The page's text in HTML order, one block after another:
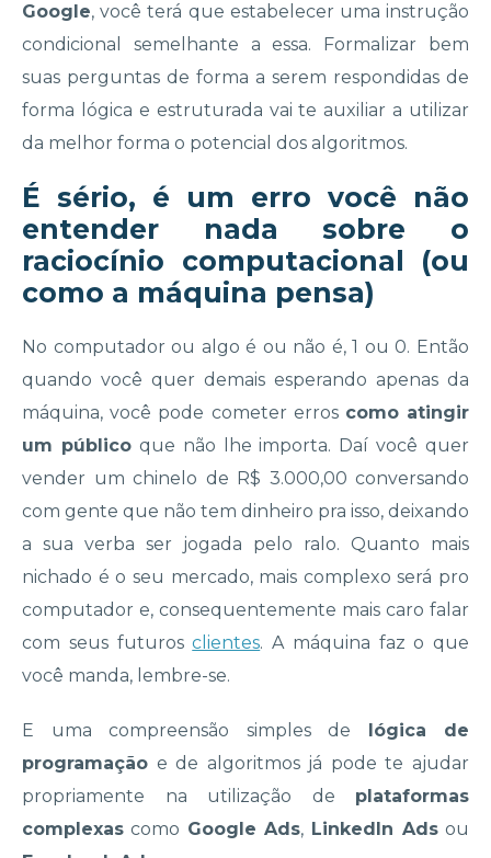
Google, você terá que estabelecer uma instrução
condicional semelhante a essa. Formalizar bem
suas perguntas de forma a serem respondidas de
forma lógica e estruturada vai te auxiliar a utilizar
da melhor forma o potencial dos algoritmos.
É sério, é um erro você não
entender nada sobre o
raciocínio computacional (ou
como a máquina pensa)
No computador ou algo é ou não é, 1 ou 0. Então
quando você quer demais esperando apenas da
máquina, você pode cometer erros como atingir
um públicoque não lhe importa. Daí você quer
vender um chinelo de R$ 3.000,00 conversando
com gente que não tem dinheiro pra isso, deixando
a sua verba ser jogada pelo ralo. Quanto mais
nichado é o seu mercado, mais complexo será pro
computador e, consequentemente mais caro falar
com seus futurosclientes. A máquina faz o que
você manda, lembre-se.
E uma compreensão simples de lógica de
programação e de algoritmos já pode te ajudar
propriamente na utilização de plataformas
complexas como Google Ads, LinkedIn Adsou